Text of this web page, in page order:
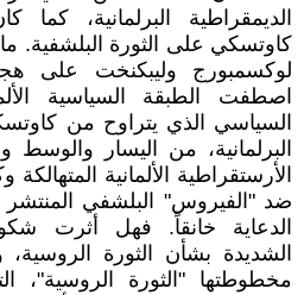
الديمقراطية البرلمانية،
كاوتسكي على الثورة البلشفية.
لوكسمبورج وليبكنخت على
اصطفت الطبقة السياسية
السياسي الذي يتراوح من
البرلمانية، من اليسار والوسط
الأرستقراطية الألمانية المتهالكة
ضد "الفيروس" البلشفي المنتشر
الدعاية خانقاً. فهل أثرت
الشديدة بشأن الثورة
مخطوطتها "الثورة الروسية"،